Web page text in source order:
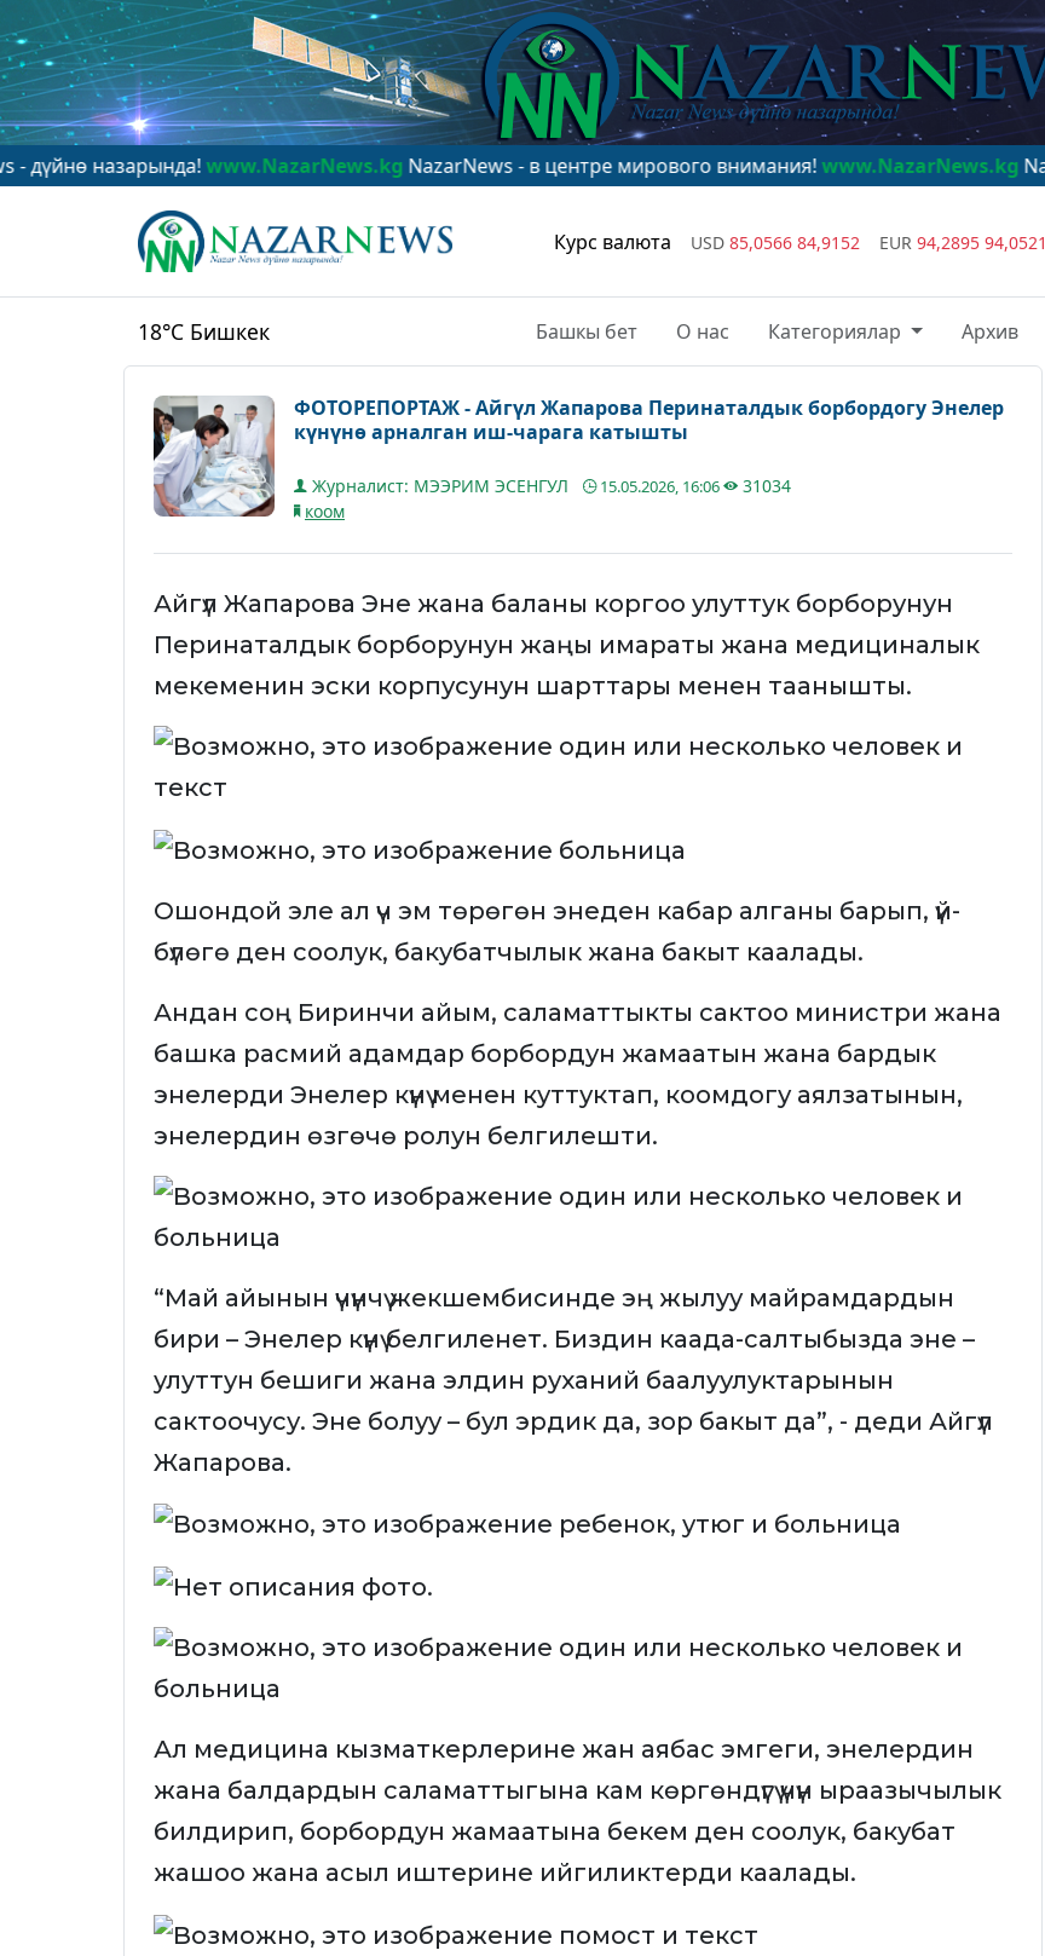
www.NazarNews.kgNazarNews - в центре мирового внимания!www.NazarNews.kg
Курс валюта USD 85,0566 84,9152 EUR 94,2895 94,0521
18°C Бишкек Башкы бет О нас Категориялар Архив
ФОТОРЕПОРТАЖ - Айгүл Жапарова Перинаталдык борбордогу Энелер
күнүнө арналган иш-чарага катышты
Журналист: МЭЭРИМ ЭСЕНГУЛ 15.05.2026, 16:06
31034
коом
Айгүл Жапарова Эне жана баланы коргоо улуттук борборунун
Перинаталдык борборунун жаңы имараты жана медициналык
мекеменин эски корпусунун шарттары менен таанышты.
Ошондой эле ал үч эм төрөгөн энеден кабар алганы барып, үй-
бүлөгө ден соолук, бакубатчылык жана бакыт каалады.
Андан соң Биринчи айым, саламаттыкты сактоо министри жана
башка расмий адамдар борбордун жамаатын жана бардык
энелерди Энелер күнү менен куттуктап, коомдогу аялзатынын,
энелердин өзгөчө ролун белгилешти.
“Май айынын үчүнчү жекшембисинде эң жылуу майрамдардын
бири – Энелер күнү белгиленет. Биздин каада-салтыбызда эне –
улуттун бешиги жана элдин руханий баалуулуктарынын
сактоочусу. Эне болуу – бул эрдик да, зор бакыт да”, - деди Айгүл
Жапарова.
Ал медицина кызматкерлерине жан аябас эмгеги, энелердин
жана балдардын саламаттыгына кам көргөндүгү үчүн ыраазычылык
билдирип, борбордун жамаатына бекем ден соолук, бакубат
жашоо жана асыл иштерине ийгиликтерди каалады.